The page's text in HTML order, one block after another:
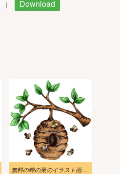
| Download
無料の蜂の巣のイラスト画像 2